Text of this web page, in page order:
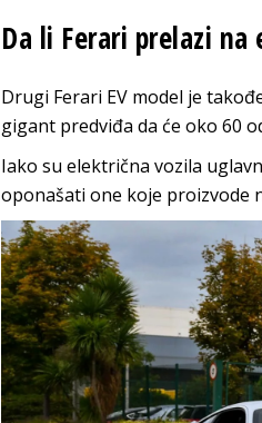
Da li Ferari prelazi
Drugi Ferari EV model je
gigant predviđa da će oko 60
Iako su električna vozila
oponašati one koje proizvode